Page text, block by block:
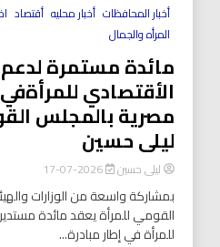
أخبار المحافظات أخبار محليه أقتصاد
المرأه والجمال
مائدة مستمرة
الأقتصادي
مصرية بالمجلس
ليلى حسين
ليلى حسين 2026-07-17
بمشاركة واسعة من الوزارات
القومي للمرأة يعقد مائدة
للمرأة في إطار مبادرة...